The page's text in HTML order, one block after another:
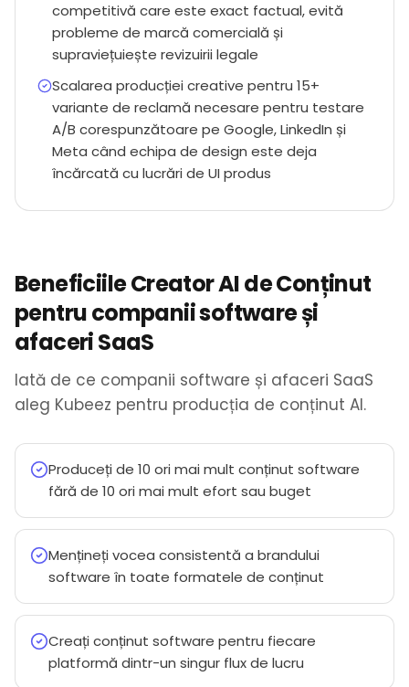
competitivă care este exact factual, evită
probleme de marcă comercială și
supraviețuiește revizuirii legale
Scalarea producției creative pentru 15+
variante de reclamă necesare pentru testare
A/B corespunzătoare pe Google, LinkedIn și
Meta când echipa de design este deja
încărcată cu lucrări de UI produs
Beneficiile Creator AI de Conținut
pentru companii software și
afaceri SaaS
Iată de ce companii software și afaceri SaaS
aleg Kubeez pentru producția de conținut AI.
Produceți de 10 ori mai mult conținut software
fără de 10 ori mai mult efort sau buget
Mențineți vocea consistentă a brandului
software în toate formatele de conținut
Creați conținut software pentru fiecare
platformă dintr-un singur flux de lucru